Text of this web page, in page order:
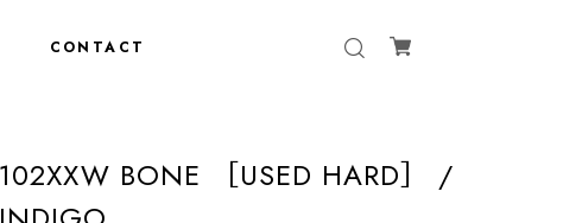
CONTACT
102XXW BONE ［USED HARD］ /